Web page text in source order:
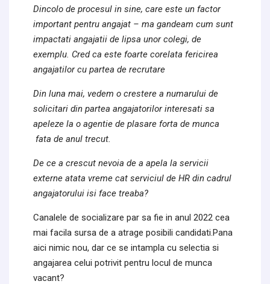
Dincolo de procesul in sine, care este un factor
important pentru angajat – ma gandeam cum sunt
impactati angajatii de lipsa unor colegi, de
exemplu. Cred ca este foarte corelata fericirea
angajatilor cu partea de recrutare
Din luna mai, vedem o crestere a numarului de
solicitari din partea angajatorilor interesati sa
apeleze la o agentie de plasare forta de munca
fata de anul trecut.
De ce a crescut nevoia de a apela la servicii
externe atata vreme cat serviciul de HR din cadrul
angajatorului isi face treaba?
Canalele de socializare par sa fie in anul 2022 cea
mai facila sursa de a atrage posibili candidati.Pana
aici nimic nou, dar ce se intampla cu selectia si
angajarea celui potrivit pentru locul de munca
vacant?